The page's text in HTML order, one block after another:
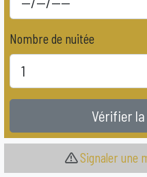
Nombre de nuitée
Vérifier
Signaler une